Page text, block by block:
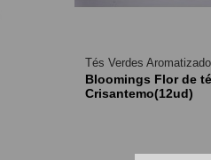
Tés Verdes
Bloomings Flor de té
Crisantemo(12ud)